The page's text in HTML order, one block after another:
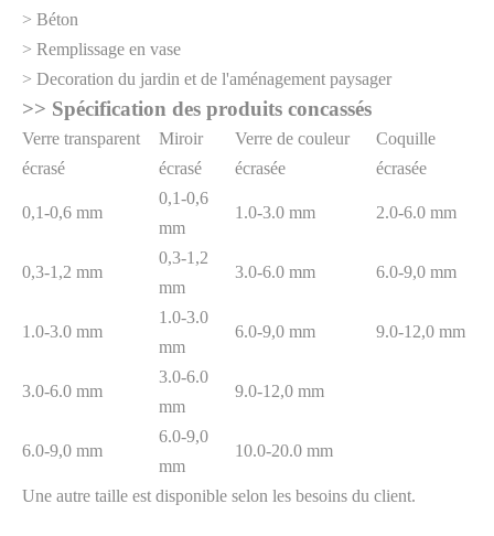
> Béton
> Remplissage en vase
> Decoration du jardin et de l'aménagement paysager
>> Spécification des produits concassés
Verre transparent
écrasé
Miroir
écrasé
Verre de couleur
écrasée
Coquille
écrasée
0,1-0,6 mm
0,1-0,6
mm
1.0-3.0 mm 2.0-6.0 mm
0,3-1,2 mm
0,3-1,2
mm
3.0-6.0 mm 6.0-9,0 mm
1.0-3.0 mm
1.0-3.0
mm
6.0-9,0 mm 9.0-12,0 mm
3.0-6.0 mm
3.0-6.0
mm
9.0-12,0 mm
6.0-9,0 mm
6.0-9,0
mm
10.0-20.0 mm
Une autre taille est disponible selon les besoins du client.